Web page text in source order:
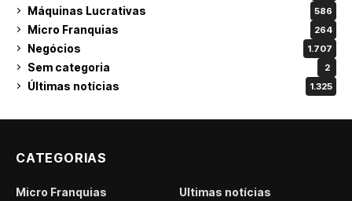
Máquinas Lucrativas 586
Micro Franquias 264
Negócios 1.707
Sem categoria 2
Últimas notícias 1.325
CATEGORIAS
Micro Franquias
Últimas notícias